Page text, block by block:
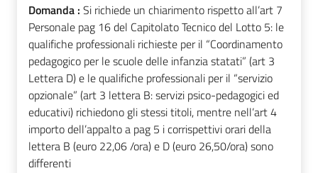
Domanda : Si richiede un chiarimento rispetto all’art 7
Personale pag 16 del Capitolato Tecnico del Lotto 5: le
qualifiche professionali richieste per il “Coordinamento
pedagogico per le scuole delle infanzia statati” (art 3
Lettera D) e le qualifiche professionali per il “servizio
opzionale” (art 3 lettera B: servizi psico-pedagogici ed
educativi) richiedono gli stessi titoli, mentre nell’art 4
importo dell’appalto a pag 5 i corrispettivi orari della
lettera B (euro 22,06 /ora) e D (euro 26,50/ora) sono
differenti